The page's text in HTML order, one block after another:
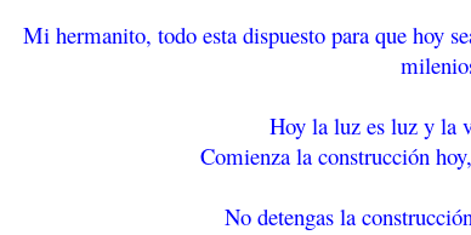
Mi hermanito, todo esta dispuesto para que hoy
Hoy la luz es luz y la
Comienza la construcción
No detengas la